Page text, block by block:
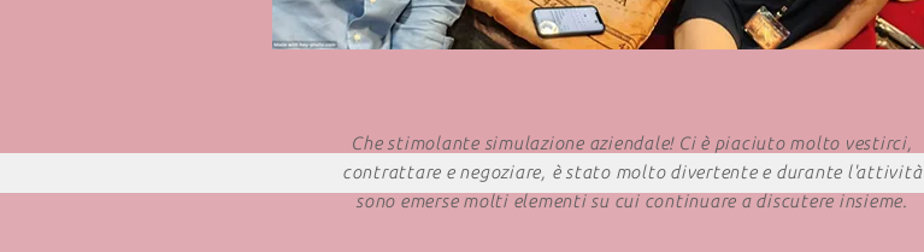
Che stimolante simulazione aziendale! Ci è piaciuto molto vestirci,
contrattare e negoziare, è stato molto divertente e durante l'attività
sono emerse molti elementi su cui continuare a discutere insieme.